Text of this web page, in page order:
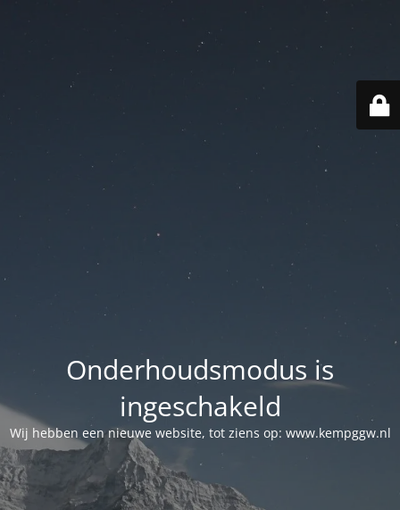
Onderhoudsmodus is
ingeschakeld
Wij hebben een nieuwe website, tot ziens op: www.kempggw.nl